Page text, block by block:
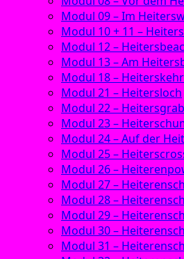
Modul 09 – Im
Modul 10 + 11 –
Modul 12 –
Modul 13 – Am
Modul 18 –
Modul 21 – Heitersloch
Modul 22 –
Modul 23 –
Modul 24 – Auf der
Modul 25 –
Modul 26 –
Modul 27 –
Modul 28 –
Modul 29 –
Modul 30 –
Modul 31 –